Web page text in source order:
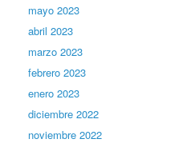
mayo 2023
abril 2023
marzo 2023
febrero 2023
enero 2023
diciembre 2022
noviembre 2022